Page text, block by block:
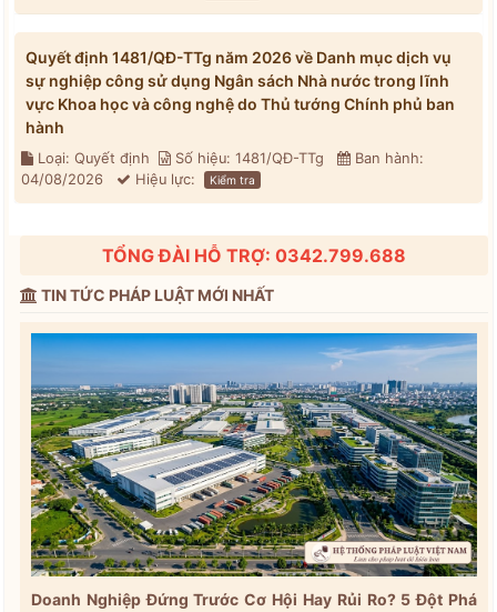
Quyết định 1481/QĐ-TTg năm 2026 về Danh mục dịch vụ
sự nghiệp công sử dụng Ngân sách Nhà nước trong lĩnh
vực Khoa học và công nghệ do Thủ tướng Chính phủ ban
hành
Loại: Quyết định Số hiệu: 1481/QĐ-TTg
Ban hành:
04/08/2026
Hiệu lực: Kiểm tra
TỔNG ĐÀI HỖ TRỢ: 0342.799.688
TIN TỨC PHÁP LUẬT MỚI NHẤT
Doanh Nghiệp Đứng Trước Cơ Hội Hay Rủi Ro? 5 Đột Phá